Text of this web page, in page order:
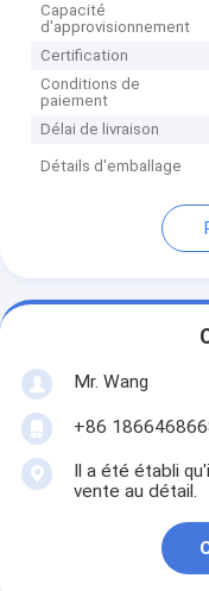
Capacité
d'approvisionnement
Certification
Conditions de
paiement
Délai de livraison
Détails d'emballage
Mr. Wang
+86
Il a été établi
vente au détail.